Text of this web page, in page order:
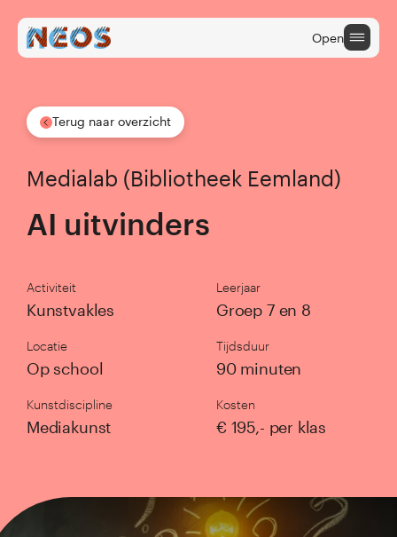
Open
Onderwijs
Cultuuraanbieders
Cultuur na School
Terug naar hoofdmenu
home onderwijs
het jonge kind
voortgezet onderwijs
Terug naar overzicht
Medialab (Bibliotheek Eemland)
AI uitvinders
Activiteit
Kunstvakles
Locatie
Op school
Kunstdiscipline
Mediakunst
Leerjaar
Groep 7 en 8
Tijdsduur
90 minuten
Kosten
€ 195,- per klas